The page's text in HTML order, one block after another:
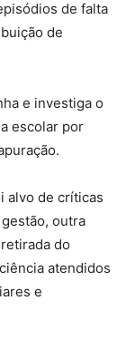
de falta
de
e investiga o
escolar por
alvo de críticas
outra
do
atendidos
e